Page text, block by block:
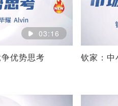
03:16
优势思考 钦家：中